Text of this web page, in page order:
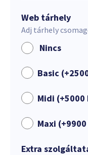
Web tárhely
Adj tárhely
Nincs
Basic (+
Midi (+5000
Maxi (+9900
Extra